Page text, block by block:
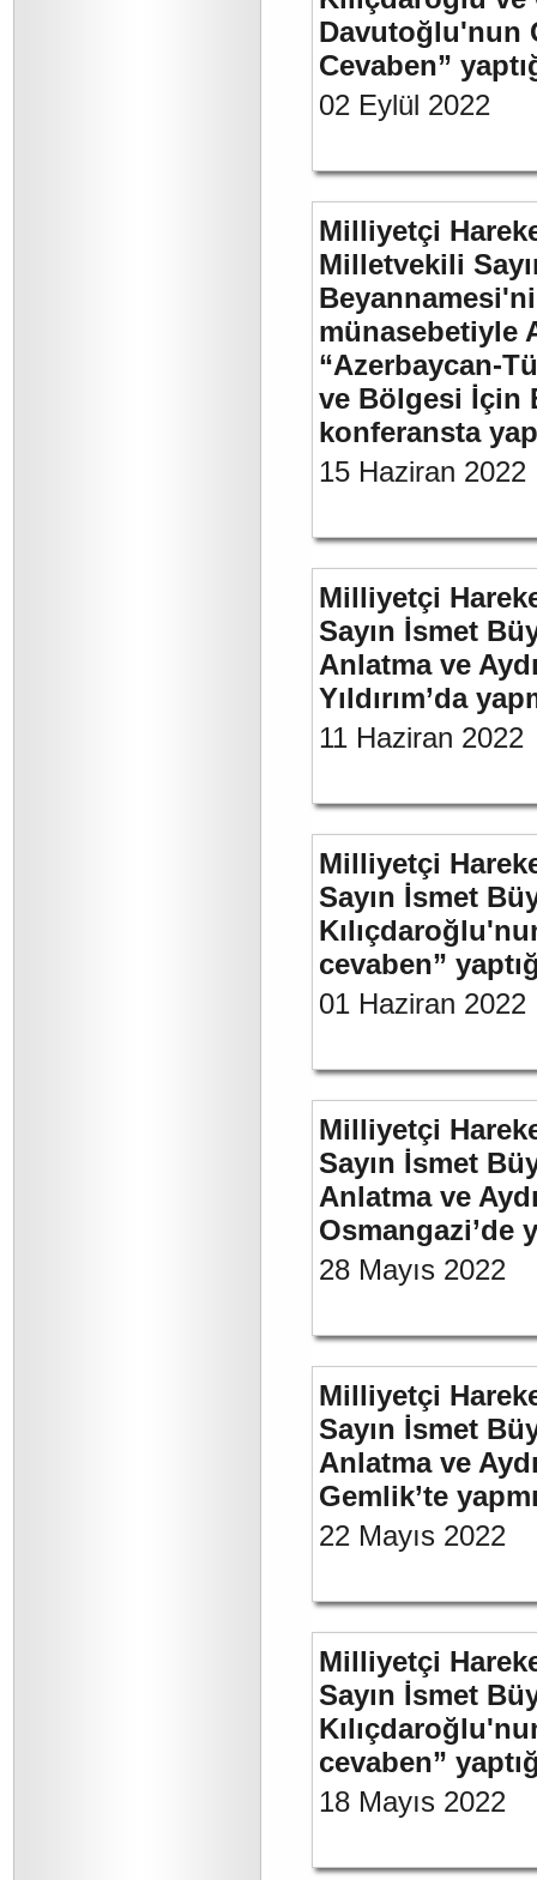
Davutoğlu'nun
Cevaben”
02 Eylül 2022
Milliyetçi
Milletvekili
münasebetiyle
“Azerbaycan-
ve Bölgesi İçin
konferansta
15 Haziran 2022
Milliyetçi
Sayın İsmet
Anlatma ve
Yıldırım’da
11 Haziran 2022
Milliyetçi
Sayın İsmet
cevaben”
01 Haziran 2022
Milliyetçi
Sayın İsmet
Anlatma ve
Osmangazi’de
28 Mayıs 2022
Milliyetçi
Sayın İsmet
Anlatma ve
Gemlik’te
22 Mayıs 2022
Milliyetçi
Sayın İsmet
cevaben”
18 Mayıs 2022